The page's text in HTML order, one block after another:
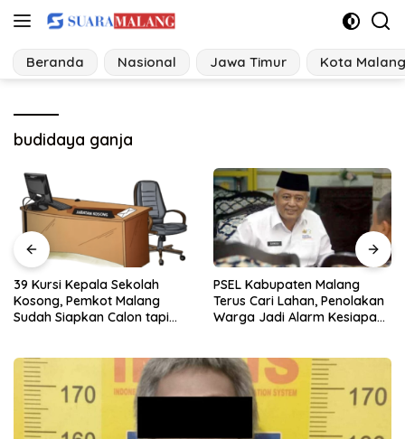
Langsung
konten
Beranda Nasional Jawa Timur Kota Malang
budidaya ganja
PSEL Kabupaten Malang
Terus Cari Lahan, Penolakan
Warga Jadi Alarm Kesiapan
Kasus Kekerasan Seksual di
Kabupaten Malang Melonjak,
Satgas Pencegahan